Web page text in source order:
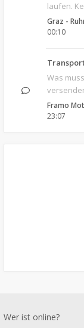
laufen.
Graz -
00:10
Was
Framo
23:07
Wer ist online?